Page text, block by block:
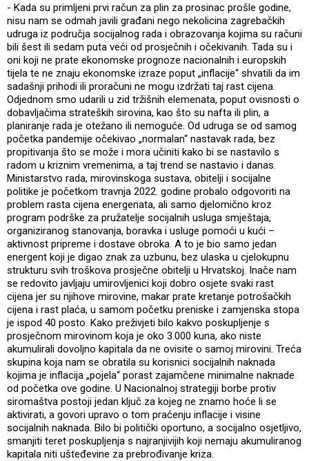
- Kada su primljeni prvi račun za plin za prosinac prošle godine,
nisu nam se odmah javili građani nego nekolicina zagrebačkih
udruga iz područja socijalnog rada i obrazovanja kojima su računi
bili šest ili sedam puta veći od prosječnih i očekivanih. Tada su i
oni koji ne prate ekonomske prognoze nacionalnih i europskih
tijela te ne znaju ekonomske izraze poput „inflacije“ shvatili da im
sadašnji prihodi ili proračuni ne mogu izdržati taj rast cijena.
Odjednom smo udarili u zid tržišnih elemenata, poput ovisnosti o
dobavljačima strateških sirovina, kao što su nafta ili plin, a
planiranje rada je otežano ili nemoguće. Od udruga se od samog
početka pandemije očekivao „normalan“ nastavak rada, bez
propitivanja što se može i mora učiniti kako bi se nastavilo s
radom u kriznim vremenima, a taj trend se nastavio i danas.
Ministarstvo rada, mirovinskoga sustava, obitelji i socijalne
politike je početkom travnja 2022. godine probalo odgovoriti na
problem rasta cijena energenata, ali samo djelomično kroz
program podrške za pružatelje socijalnih usluga smještaja,
organiziranog stanovanja, boravka i usluge pomoći u kući –
aktivnost pripreme i dostave obroka. A to je bio samo jedan
energent koji je digao znak za uzbunu, bez ulaska u cjelokupnu
strukturu svih troškova prosječne obitelji u Hrvatskoj. Inače nam
se redovito javljaju umirovljenici koji dobro osjete svaki rast
cijena jer su njihove mirovine, makar prate kretanje potrošačkih
cijena i rast plaća, u samom početku preniske i zamjenska stopa
je ispod 40 posto. Kako preživjeti bilo kakvo poskupljenje s
prosječnom mirovinom koja je oko 3.000 kuna, ako niste
akumulirali dovoljno kapitala da ne ovisite o samoj mirovini. Treća
skupina koja nam se obratila su korisnici socijalnih naknada
kojima je inflacija „pojela“ porast zajamčene minimalne naknade
od početka ove godine. U Nacionalnoj strategiji borbe protiv
siromaštva postoji jedan ključ za kojeg ne znamo hoće li se
aktivirati, a govori upravo o tom praćenju inflacije i visine
socijalnih naknada. Bilo bi politički oportuno, a socijalno osjetljivo,
smanjiti teret poskupljenja s najranjivijih koji nemaju akumuliranog
kapitala niti ušteđevine za prebrođivanje kriza.